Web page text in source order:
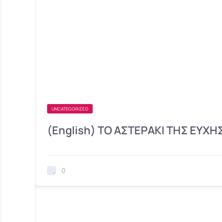
UNCATEGORIZED
(English) TO AΣΤΕΡΑΚΙ ΤΗΣ
0